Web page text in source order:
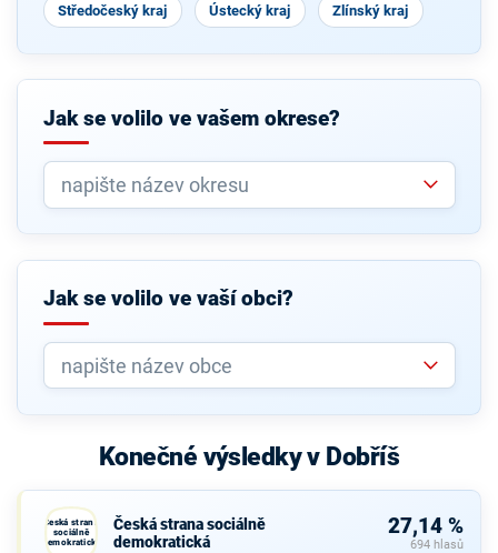
Středočeský kraj Ústecký kraj Zlínský kraj
Jak se volilo ve vašem okrese?
Jak se volilo ve vaší obci?
Konečné výsledky v Dobříš
Česká strana
sociálně
demokratická
Česká strana sociálně
demokratická
27,14 %
694 hlasů